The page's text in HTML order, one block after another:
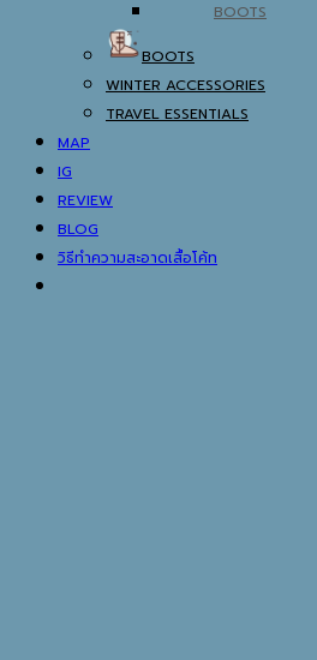
BOOTS
BOOTS
WINTER ACCESSORIES
TRAVEL ESSENTIALS
MAP
IG
REVIEW
BLOG
วิธีทำความสะอาดเสื้อโค้ท